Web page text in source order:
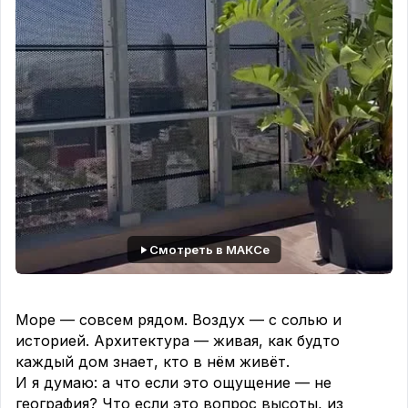
Смотреть в МАКСе
Море — совсем рядом. Воздух — с солью и
историей. Архитектура — живая, как будто
каждый дом знает, кто в нём живёт.
И я думаю: а что если это ощущение — не
география? Что если это вопрос высоты, из